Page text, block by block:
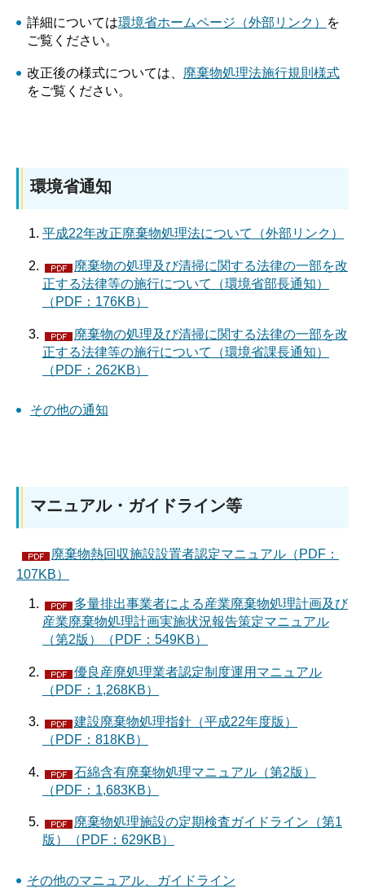
詳細については環境省ホームページ（外部リンク）
を
ご覧ください。
改正後の様式については、 廃棄物処理法施行規則様式
をご覧ください。
環境省通知
平成22年改正廃棄物処理法について（外部リンク）
廃棄物の処理及び清掃に関する法律の一部を改
正する法律等の施行について（環境省部長通知）
（PDF：176KB）
廃棄物の処理及び清掃に関する法律の一部を改
正する法律等の施行について（環境省課長通知）
（PDF：262KB）
その他の通知
マニュアル・ガイドライン等
廃棄物熱回収施設設置者認定マニュアル（PDF：
107KB）
多量排出事業者による産業廃棄物処理計画及び
産業廃棄物処理計画実施状況報告策定マニュアル
（第2版）（PDF：549KB）
優良産廃処理業者認定制度運用マニュアル
（PDF：1,268KB）
建設廃棄物処理指針（平成22年度版）
（PDF：818KB）
石綿含有廃棄物処理マニュアル（第2版）
（PDF：1,683KB）
廃棄物処理施設の定期検査ガイドライン（第1
版）（PDF：629KB）
その他のマニュアル、ガイドライン